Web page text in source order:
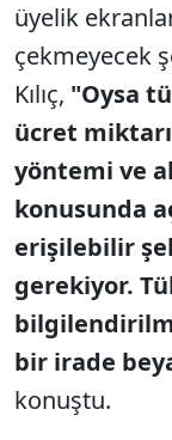
üyelik
çekmeyecek
Kılıç, "Oysa
ücret
yöntemi ve
konusunda
erişilebilir
gerekiyor.
bir irade
konuştu.